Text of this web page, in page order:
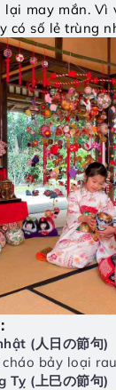
may mắn. Vì
có số lẻ trùng
(人日の節句)
bảy loại
Tỵ (上巳の節句)